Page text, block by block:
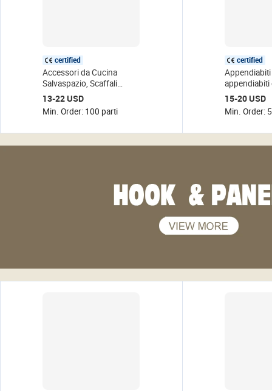
certified
Accessori da Cucina
Salvaspazio, Scaffali
Organizzatori Pieghevoli e
Scorrevoli, Carrello
Portaoggetti Assemblabile
13-22 USD
Min. Order: 100 parti
certified
Appendiabiti
appendiabiti
espositore
15-20 USD
Min. Order: